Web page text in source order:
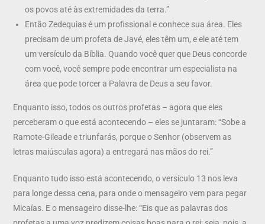
os povos até às extremidades da terra.”
Então Zedequias é um profissional e conhece sua área. Eles
precisam de um profeta de Javé, eles têm um, e ele até tem
um versículo da Bíblia. Quando você quer que Deus concorde
com você, você sempre pode encontrar um especialista na
área que pode torcer a Palavra de Deus a seu favor.
Enquanto isso, todos os outros profetas – agora que eles
perceberam o que está acontecendo – eles se juntaram: “Sobe a
Ramote-Gileade e triunfarás, porque o Senhor (observem as
letras maiúsculas agora) a entregará nas mãos do rei.”
Enquanto tudo isso está acontecendo, o versículo 13 nos leva
para longe dessa cena, para onde o mensageiro vem para pegar
Micaías. E o mensageiro disse-lhe: “Eis que as palavras dos